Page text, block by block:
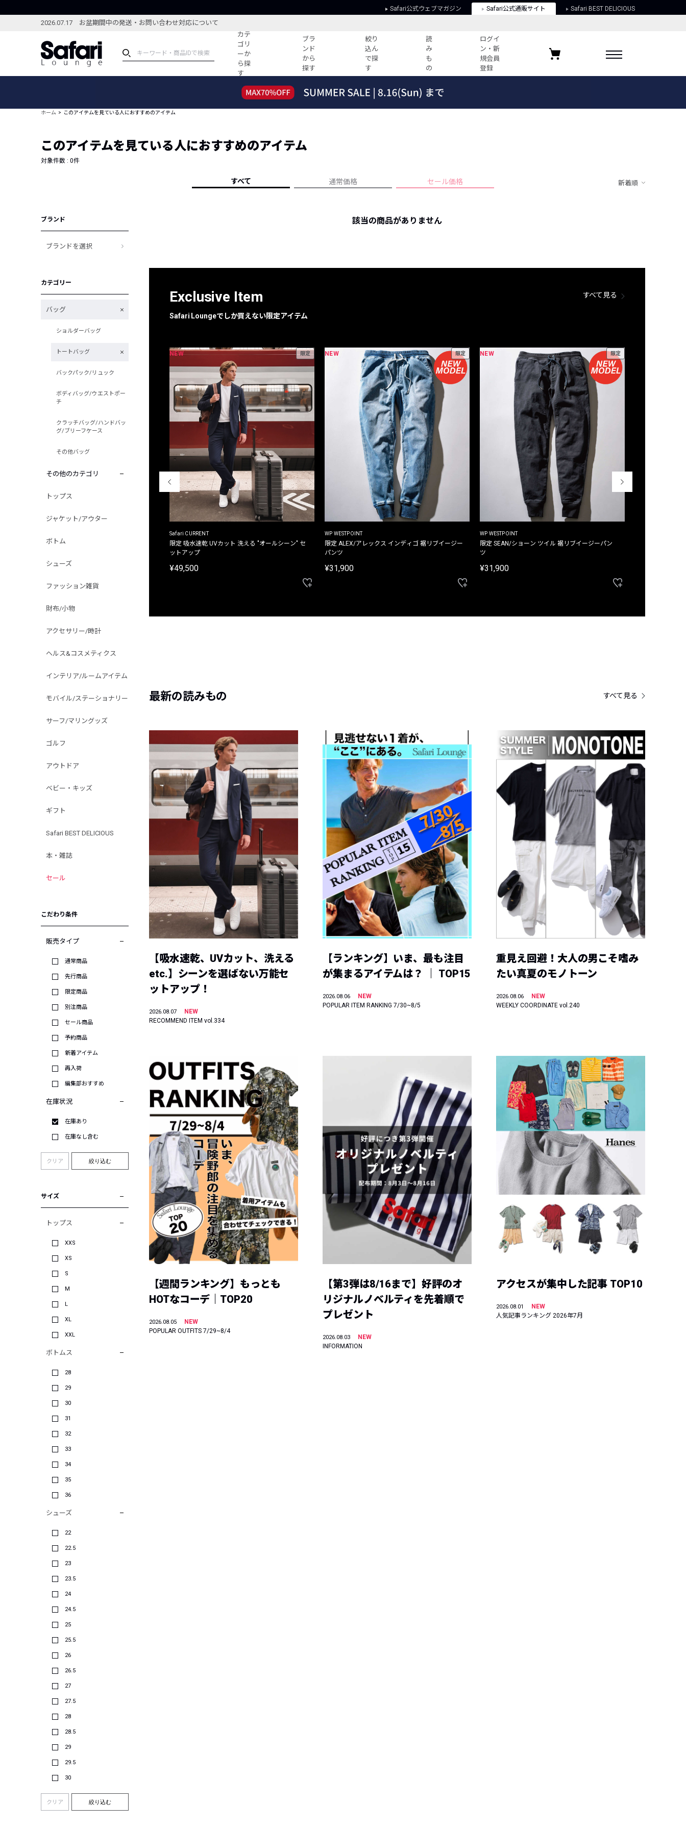
Safari公式ウェブマガジン Safari公式通販サイト Safari BEST DELICIOUS
2026.07.17 お盆期間中の発送・お問い合わせ対応について
カテ
ゴリ
ーか
ら探
す
ブラ
ンド
から
探す
絞り
込ん
で探
す
読
み
も
の
ログイ
ン・新
規会員
登録
ブランドから探す
新着アイテム
編集部のおすすめアイテム
特集記事
コーディネート
すべての記事
ーデ紹介
人気記事ランキング
フォーカスブランド
プライバシーポリシー
お気に入りブランド
ホーム このアイテムを見ている人におすすめのアイテム
このアイテムを見ている人におすすめのアイテム
対象件数 : 0件
すべて 通常価格 セール価格 新着順
ブランド
ブランドを選択
カテゴリー
バッグ
ショルダーバッグ
トートバッグ
バックパック/リュック
ボディバッグ/ウエストポー
チ
クラッチバッグ/ハンドバッ
グ/ブリーフケース
その他バッグ
その他のカテゴリ
トップス
ジャケット/アウター
ボトム
シューズ
ファッション雑貨
財布/小物
アクセサリー/時計
ヘルス&コスメティクス
インテリア/ルームアイテム
モバイル/ステーショナリー
サーフ/マリングッズ
ゴルフ
アウトドア
ベビー・キッズ
ギフト
Safari BEST DELICIOUS
本・雑誌
セール
こだわり条件
販売タイプ
通常商品
先行商品
限定商品
別注商品
セール商品
予約商品
新着アイテム
再入荷
編集部おすすめ
在庫状況
在庫あり
在庫なし含む
クリア 絞り込む
サイズ
トップス
XXS
XS
S
M
L
XL
XXL
ボトムス
28
29
30
31
32
33
34
35
36
シューズ
22
22.5
23
23.5
24
24.5
25
25.5
26
26.5
27
27.5
28
28.5
29
29.5
30
クリア 絞り込む
該当の商品がありません
Exclusive Item
Safari Loungeでしか買えない限定アイテム
すべて見る
別注限定 フード付き チェックシャツジャケット
NEW 限定
Safari CURRENT
限定 吸水速乾 UVカット 洗える "オールシーン" セ
ットアップ
¥49,500
NEW 限定
WP WESTPOINT
限定 ALEX/アレックス インディゴ 裾リブイージー
パンツ
¥31,900
NEW 限定
WP WESTPOINT
限定 SEAN/ショーン ツイル 裾リブイージーパン
ツ
¥31,900
最新の読みもの すべて見る
【吸水速乾、UVカット、洗える
etc.】シーンを選ばない万能セ
ットアップ！
2026.08.07
NEW
RECOMMEND ITEM vol.334
【ランキング】いま、最も注目
が集まるアイテムは？ ｜ TOP15
2026.08.06
NEW
POPULAR ITEM RANKING 7/30~8/5
重見え回避！大人の男こそ嗜み
たい真夏のモノトーン
2026.08.06
NEW
WEEKLY COORDINATE vol.240
【週間ランキング】もっとも
HOTなコーデ｜TOP20
2026.08.05
NEW
POPULAR OUTFITS 7/29~8/4
【第3弾は8/16まで】好評のオ
リジナルノベルティを先着順で
プレゼント
2026.08.03
NEW
INFORMATION
アクセスが集中した記事 TOP10
2026.08.01
NEW
人気記事ランキング 2026年7月